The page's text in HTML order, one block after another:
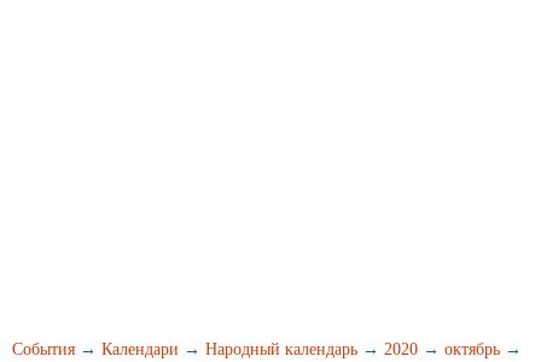
События → Календари → Народный календарь → 2020 → октябрь →